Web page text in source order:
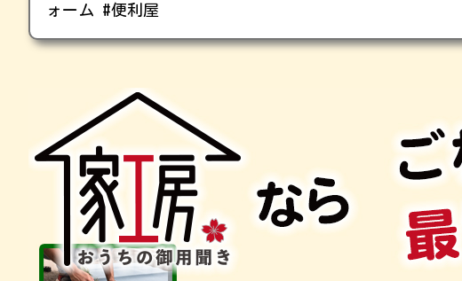
ォーム #便利屋